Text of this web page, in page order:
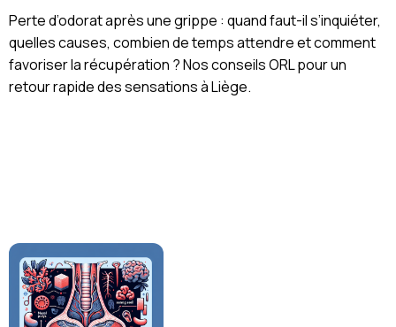
Perte d’odorat après une grippe : quand faut-il s’inquiéter,
quelles causes, combien de temps attendre et comment
favoriser la récupération ? Nos conseils ORL pour un
retour rapide des sensations à Liège.